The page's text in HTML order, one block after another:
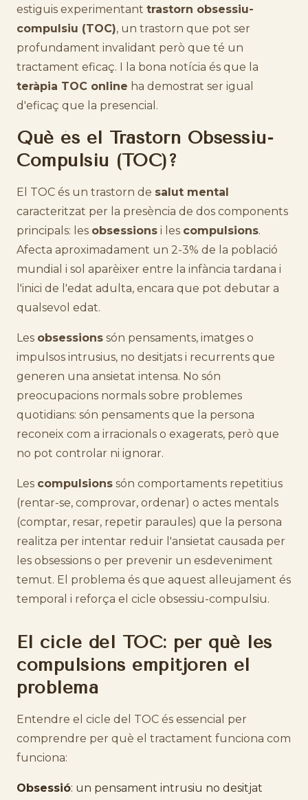
estiguis experimentant trastorn obsessiu-
compulsiu (TOC), un trastorn que pot ser
profundament invalidant però que té un
tractament eficaç. I la bona notícia és que la
teràpia TOC online ha demostrat ser igual
d'eficaç que la presencial.
Què és el Trastorn Obsessiu-
Compulsiu (TOC)?
El TOC és un trastorn de salut mental
caracteritzat per la presència de dos components
principals: les obsessions i les compulsions.
Afecta aproximadament un 2-3% de la població
mundial i sol aparèixer entre la infància tardana i
l'inici de l'edat adulta, encara que pot debutar a
qualsevol edat.
Les obsessions són pensaments, imatges o
impulsos intrusius, no desitjats i recurrents que
generen una ansietat intensa. No són
preocupacions normals sobre problemes
quotidians: són pensaments que la persona
reconeix com a irracionals o exagerats, però que
no pot controlar ni ignorar.
Les compulsions són comportaments repetitius
(rentar-se, comprovar, ordenar) o actes mentals
(comptar, resar, repetir paraules) que la persona
realitza per intentar reduir l'ansietat causada per
les obsessions o per prevenir un esdeveniment
temut. El problema és que aquest alleujament és
temporal i reforça el cicle obsessiu-compulsiu.
El cicle del TOC: per què les
compulsions empitjoren el
problema
Entendre el cicle del TOC és essencial per
comprendre per què el tractament funciona com
funciona:
Obsessió: un pensament intrusiu no desitjat